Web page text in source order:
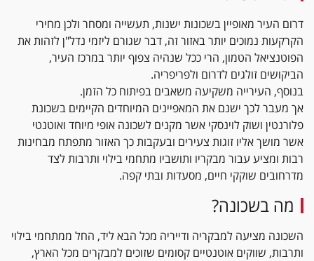
ברחוב יוסף הנשיא למכירה דירת 3 חדרים משופצת
ושקטה, בשטח של כ 64 מ"ר – מחיר מבוקש!
3,500,000ש"ח.
_____________________________________________
_____________________________________________
__________________
ברחוב שינקין למכירה בבניין משופץ עם מעלית.
מחיר מבוקש!
_____________________________________________
___________________
דרום העיר מאופיין בשכונות ישנות, תעשייה ומסחר ולכן מחירי
הקרקעות נמוכים יותר באזור זה, דבר שגורם ליזמי נדל"ן לזהות את
הפוטנציאל הטמון, הרי ככל שנהיה צפוף יותר במרכז העיר,
הביקושים זולגים לדרום ולפריפריה.
בנוסף, העירייה משקיעה משאבים בפיתוח כל הזמן.
אך מעבר לכך ישנם את המאפיינים המיוחדים הקיימים בשכונת
פלורנטין ושוק לוינסקי אשר מקנים לשכונה אופי מיוחד ואוטנטי
אשר מושך אליו זוגות צעירים ובעקבות כך האזור מתפתח מבחינות
רבות ומציע עבור מבקריו ותושביו מתחמי בילוי ותרבות לצד
מדרחובים שוקקי חיים, מסעדות ובתי קפה.
מה בשכונה?
השכונה מציעה למבקריה ודייריה מכל הבא ליד, החל ממתחמי בילוי
ותרבות, שווקים אוטנטיים קסומים שזוכים למבקרים מכל הארץ,